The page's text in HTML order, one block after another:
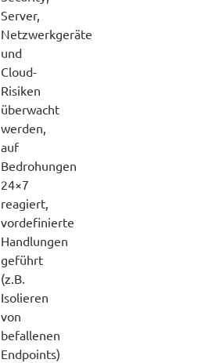
Server,
Netzwerkgeräte
und
Cloud-
Risiken
überwacht
werden,
auf
Bedrohungen
24×7
reagiert,
vordefinierte
Handlungen
geführt
(z.B.
Isolieren
von
befallenen
Endpoints)